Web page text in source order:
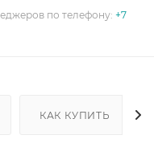
по телефону: +7
КАК КУПИТЬ